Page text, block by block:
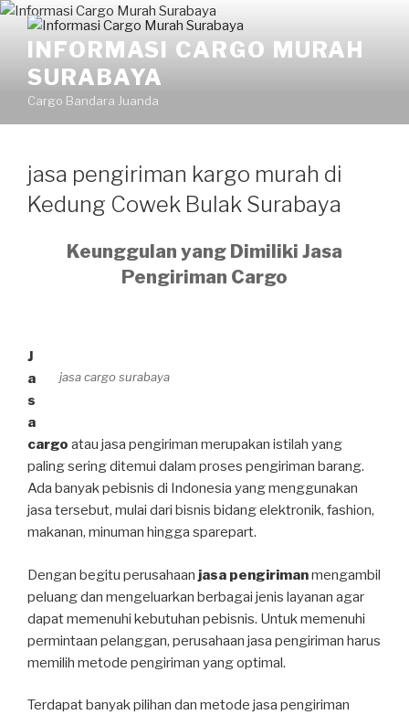
Skip
contentINFORMASI CARGO MURAH
SURABAYA
Cargo Bandara Juanda
jasa pengiriman kargo murah di
Kedung Cowek Bulak Surabaya
Keunggulan yang Dimiliki Jasa
Pengiriman Cargo
jasa cargo surabaya
J
a
s
a
cargo atau jasa pengiriman merupakan istilah yang
paling sering ditemui dalam proses pengiriman barang.
Ada banyak pebisnis di Indonesia yang menggunakan
jasa tersebut, mulai dari bisnis bidang elektronik, fashion,
makanan, minuman hingga sparepart.
Dengan begitu perusahaan jasa pengirimanmengambil
peluang dan mengeluarkan berbagai jenis layanan agar
dapat memenuhi kebutuhan pebisnis. Untuk memenuhi
permintaan pelanggan, perusahaan jasa pengiriman harus
memilih metode pengiriman yang optimal.
Terdapat banyak pilihan dan metode jasa pengiriman